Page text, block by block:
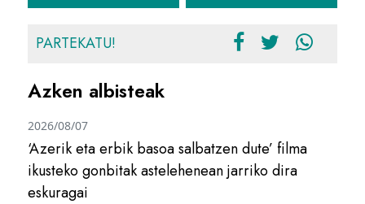
PARTEKATU!
Azken albisteak
‘Azerik eta erbik basoa salbatzen dute’ filma
ikusteko gonbitak astelehenean jarriko dira
eskuragai
2026/08/07